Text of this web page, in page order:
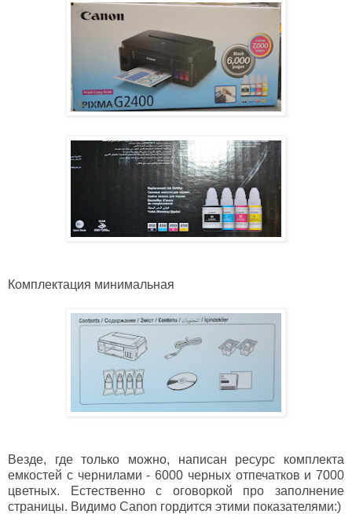
Комплектация минимальная
Везде, где только можно, написан ресурс комплекта
емкостей с чернилами - 6000 черных отпечатков и 7000
цветных. Естественно с оговоркой про заполнение
страницы. Видимо Canon гордится этими показателями:)